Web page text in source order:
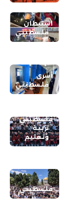
استيطان
فلسطيني
أسرى
فلسطيني
فلسطيني
تربية
وتعليم
فلسطيني